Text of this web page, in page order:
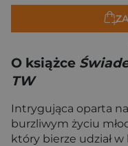
O książce
TW
Intrygująca oparta
burzliwym życiu
który bierze udział